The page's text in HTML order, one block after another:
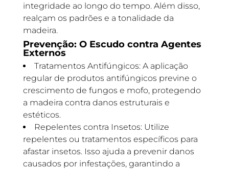
integridade ao longo do tempo. Além disso,
realçam os padrões e a tonalidade da
madeira.
Prevenção: O Escudo contra Agentes
Externos
Tratamentos Antifúngicos: A aplicação
regular de produtos antifúngicos previne o
crescimento de fungos e mofo, protegendo
a madeira contra danos estruturais e
estéticos.
Repelentes contra Insetos: Utilize
repelentes ou tratamentos específicos para
afastar insetos. Isso ajuda a prevenir danos
causados por infestações, garantindo a